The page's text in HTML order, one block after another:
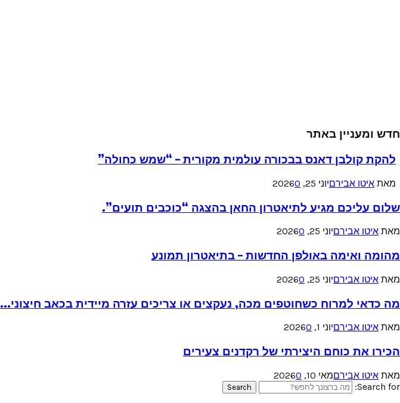
חדש ומעניין באתר
להקת קולבן דאנס בבכורה עולמית מקורית – “שמש כחולה”
מאת איטו אבירםיוני 25, 2026 0
שלום עליכם מגיע לתיאטרון החאן בהצגה “כוכבים תועים”.
מאת איטו אבירםיוני 25, 2026 0
מהומה ואימה באולפן החדשות – בתיאטרון תמונע
מאת איטו אבירםיוני 25, 2026 0
מה כדאי למרוח כשחוטפים מכה, נעקצים או צריכים עזרה מיידית בכאב חיצוני...
מאת איטו אבירםיוני 1, 2026 0
הכירו את כוחם היצירתי של רקדנים צעירים
מאת איטו אבירםמאי 10, 2026
0
Search for:
Search